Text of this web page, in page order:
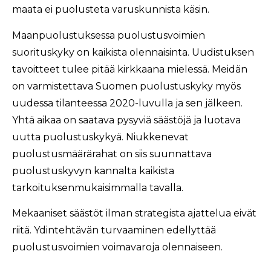
maata ei puolusteta varuskunnista käsin.
Maanpuolustuksessa puolustusvoimien
suorituskyky on kaikista olennaisinta. Uudistuksen
tavoitteet tulee pitää kirkkaana mielessä. Meidän
on varmistettava Suomen puolustuskyky myös
uudessa tilanteessa 2020-luvulla ja sen jälkeen.
Yhtä aikaa on saatava pysyviä säästöjä ja luotava
uutta puolustuskykyä. Niukkenevat
puolustusmäärärahat on siis suunnattava
puolustuskyvyn kannalta kaikista
tarkoituksenmukaisimmalla tavalla.
Mekaaniset säästöt ilman strategista ajattelua eivät
riitä. Ydintehtävän turvaaminen edellyttää
puolustusvoimien voimavaroja olennaiseen.